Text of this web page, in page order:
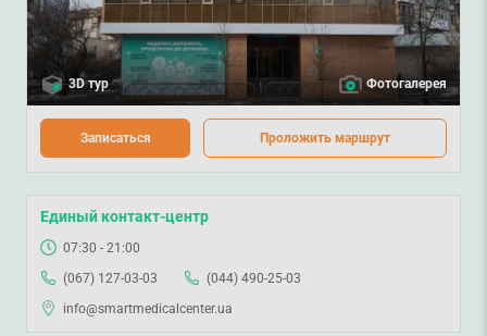
3D тур Фотогалерея
Записаться Проложить маршрут
Единый контакт-центр
07:30 - 21:00
(067) 127-03-03
(044) 490-25-03
info@smartmedicalcenter.ua